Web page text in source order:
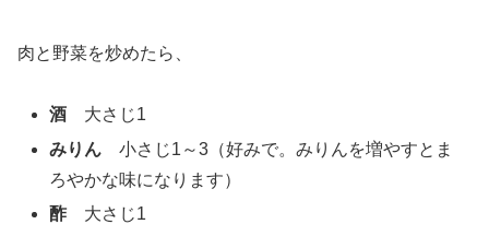
肉と野菜を炒めたら、
酒 大さじ1
みりん 小さじ1～3（好みで。みりんを増やすとま
ろやかな味になります）
酢大さじ1